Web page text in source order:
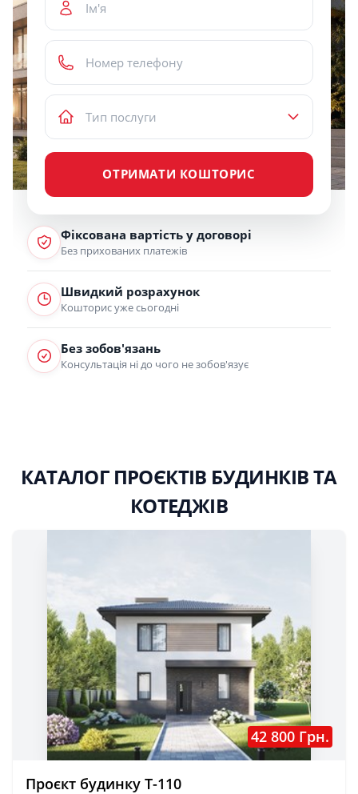
ОТРИМАТИ КОШТОРИС
Фіксована вартість у договорі
Без прихованих платежів
Швидкий розрахунок
Кошторис уже сьогодні
Без зобов'язань
Консультація ні до чого не зобов'язує
КАТАЛОГ ПРОЄКТІВ БУДИНКІВ ТА
КОТЕДЖІВ
42 800 Грн.
Проєкт будинку Т-110